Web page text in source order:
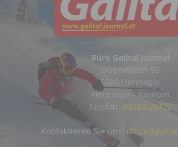
Büro Gailtal Journal
Obervellach 99
9620 Hermagor
Hermagor - Kärnten
Telefon: 04282/20472
Kontaktieren Sie uns: